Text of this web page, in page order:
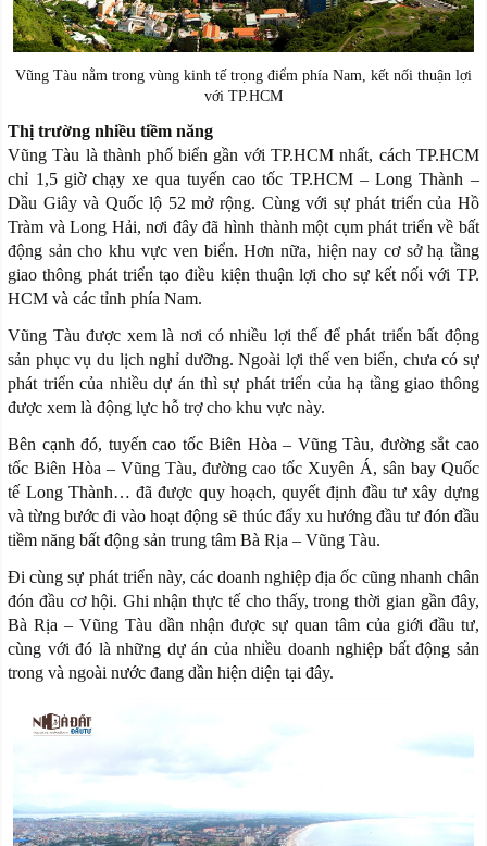
Vũng Tàu nằm trong vùng kinh tế trọng điểm phía Nam, kết nối thuận lợi
với TP.HCM
Thị trường nhiều tiềm năng
Vũng Tàu là thành phố biển gần với TP.HCM nhất, cách TP.HCM
chỉ 1,5 giờ chạy xe qua tuyến cao tốc TP.HCM – Long Thành –
Dầu Giây và Quốc lộ 52 mở rộng. Cùng với sự phát triển của Hồ
Tràm và Long Hải, nơi đây đã hình thành một cụm phát triển về bất
động sản cho khu vực ven biển. Hơn nữa, hiện nay cơ sở hạ tầng
giao thông phát triển tạo điều kiện thuận lợi cho sự kết nối với TP.
HCM và các tỉnh phía Nam.
Vũng Tàu được xem là nơi có nhiều lợi thế để phát triển bất động
sản phục vụ du lịch nghỉ dưỡng. Ngoài lợi thế ven biển, chưa có sự
phát triển của nhiều dự án thì sự phát triển của hạ tầng giao thông
được xem là động lực hỗ trợ cho khu vực này.
Bên cạnh đó, tuyến cao tốc Biên Hòa – Vũng Tàu, đường sắt cao
tốc Biên Hòa – Vũng Tàu, đường cao tốc Xuyên Á, sân bay Quốc
tế Long Thành… đã được quy hoạch, quyết định đầu tư xây dựng
và từng bước đi vào hoạt động sẽ thúc đẩy xu hướng đầu tư đón đầu
tiềm năng bất động sản trung tâm Bà Rịa – Vũng Tàu.
Đi cùng sự phát triển này, các doanh nghiệp địa ốc cũng nhanh chân
đón đầu cơ hội. Ghi nhận thực tế cho thấy, trong thời gian gần đây,
Bà Rịa – Vũng Tàu dần nhận được sự quan tâm của giới đầu tư,
cùng với đó là những dự án của nhiều doanh nghiệp bất động sản
trong và ngoài nước đang dần hiện diện tại đây.